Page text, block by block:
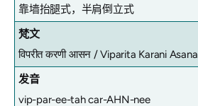
靠墙抬腿式，半肩倒立式
梵文
विपरीत करणी आसन / Viparita Karani Asana
发音
vip-par-ee-tah car-AHN-nee